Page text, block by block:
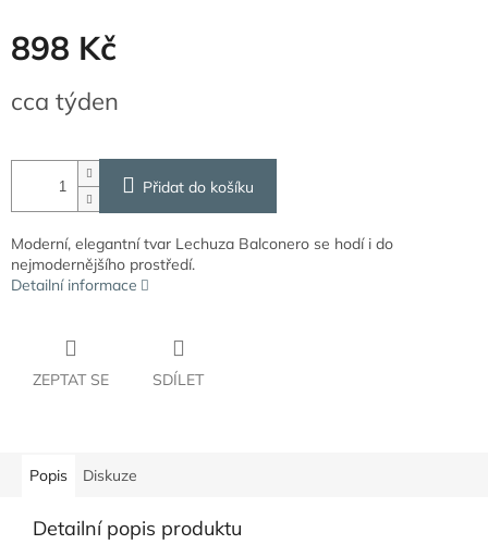
898 Kč
cena:
cca týden
Přidat do košíku
Moderní, elegantní tvar Lechuza Balconero se hodí i do
nejmodernějšího prostředí.
Detailní informace
ZEPTAT SE SDÍLET
Popis Diskuze
Detailní popis produktu